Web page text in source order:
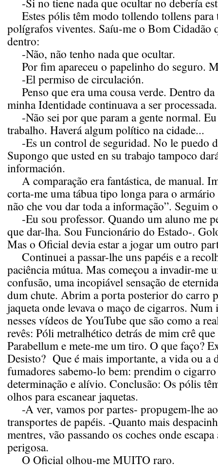
Estes pólis têm modo tollendo tollens para
polígrafos viventes. Saíu-me o Bom Cidadão
dentro:
-Não, não tenho nada que ocultar.
Por fim apareceu o papelinho do seguro.
-El permiso de circulación.
Penso que era uma cousa verde. Dentro da
minha Identidade continuava a ser processada.
-Não sei por que param a gente normal.
trabalho. Haverá algum político na cidade...
-Es un control de seguridad. No le puedo
Supongo que usted en su trabajo tampoco
información.
A comparação era fantástica, de manual.
corta-me uma tábua tipo longa para o
não che vou dar toda a informação”. Seguim
-Eu sou professor. Quando um aluno me
que dar-lha. Sou Funcionário do Estado-.
Mas o Oficial devia estar a jogar um outro
Continuei a passar-lhe uns papéis e a
paciência mútua. Mas começou a invadir-me
confusão, uma incopiável sensação de
dum chute. Abrim a porta posterior do carro
jaqueta onde levava o maço de cigarros. Num
nesses vídeos de YouTube que são como a
revês: Póli metralhético detrás de mim crê
Parabellum e mete-me um tiro. O que faço?
Desisto? Que é mais importante, a vida ou a
fumadores sabemo-lo bem: prendim o
determinação e alívio. Conclusão: Os pólis
olhos para escanear jaquetas.
-A ver, vamos por partes- propugem-lhe
transportes de papéis. -Quanto mais
mentres, vão passando os coches onde
perigosa.
O Oficial olhou-me MUITO raro.